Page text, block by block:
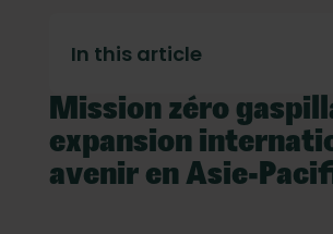
In this article
La vision et la dynamique
Pourquoi l’Asie-Pacifique, et
maintenant ?
Mission zéro
expansion
avenir en Asie-